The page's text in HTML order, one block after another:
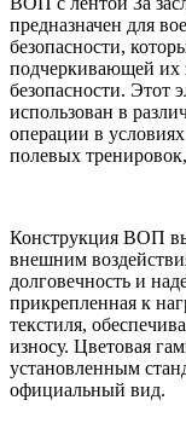
предназначен для
безопасности,
подчеркивающей их
безопасности. Этот
использован в
операции в
полевых
Конструкция ВОП
внешним
долговечность и
прикрепленная к
текстиля,
износу. Цветовая
установленным
официальный вид.